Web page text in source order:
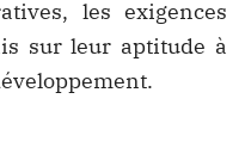
les exigences
sur leur aptitude à